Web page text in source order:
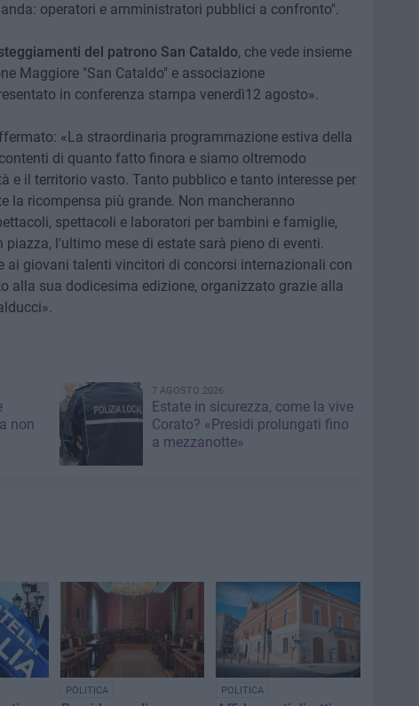
operatori e amministratori pubblici a confronto".
del patrono San Cataldo, che vede insieme
Maggiore "San Cataldo" e associazione
in conferenza stampa venerdì12 agosto».
«La straordinaria programmazione estiva della
di quanto fatto finora e siamo oltremodo
e il territorio vasto. Tanto pubblico e tanto interesse per
la ricompensa più grande. Non mancheranno
spettacoli e laboratori per bambini e famiglie,
l'ultimo mese di estate sarà pieno di eventi.
ai giovani talenti vincitori di concorsi internazionali con
alla sua dodicesima edizione, organizzato grazie alla
non
7 AGOSTO 2026
Estate in sicurezza, come la vive
Corato? «Presidi prolungati fino
a mezzanotte»
POLITICA POLITICA